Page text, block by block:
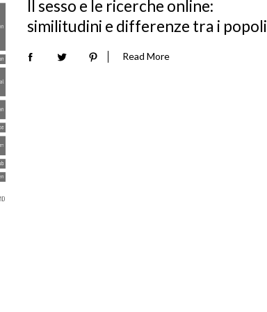
Il sesso e le ricerche online:
similitudini e differenze tra i popoli
Read More